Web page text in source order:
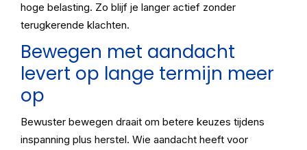
hoge belasting. Zo blijf je langer actief zonder
terugkerende klachten.
Bewegen met aandacht
levert op lange termijn meer
op
Bewuster bewegen draait om betere keuzes tijdens
inspanning plus herstel. Wie aandacht heeft voor